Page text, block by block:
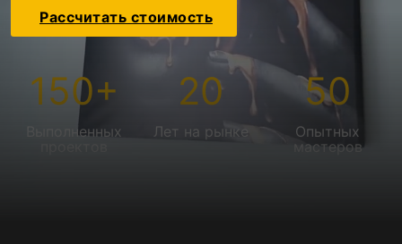
Рассчитать стоимость
150+
Выполненных
20
Лет на рынке
50
Опытных
мастеров